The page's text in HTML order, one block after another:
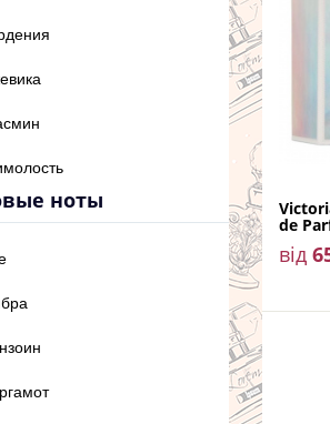
Розовый
перец
ноты
ноты
de
від